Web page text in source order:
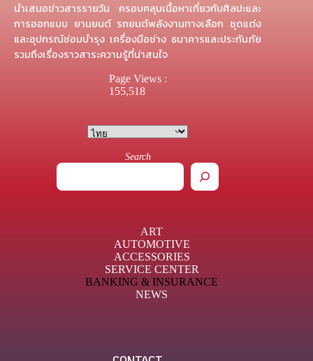
นำเสนอข่าวสารรายวัน ครอบคลุมเนื้อหาเกี่ยวกับศิลปะและ
การออกแบบ ยานยนต์ รถยนต์พลังงานทางเลือก ชุดแต่ง
และอุปกรณ์ซ่อมบำรุง เครื่องมือช่าง ธนาคารและประกันภัย
รวมถึงเรื่องราวสาระความรู้ที่น่าสนใจ
Page Views :
155,518
Search
ART
AUTOMOTIVE
ACCESSORIES
SERVICE CENTER
BANKING & INSURANCE
NEWS